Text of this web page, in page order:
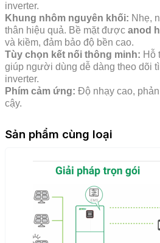
inverter.
Khung nhôm nguyên khối: Nhẹ,
thân hiệu quả. Bề mặt được anod
và kiềm, đảm bảo độ bền cao.
Tùy chọn kết nối thông minh: Hỗ
giúp người dùng dễ dàng theo dõi
inverter.
Phím cảm ứng: Độ nhạy cao,
cậy.
Sản phẩm cùng loại